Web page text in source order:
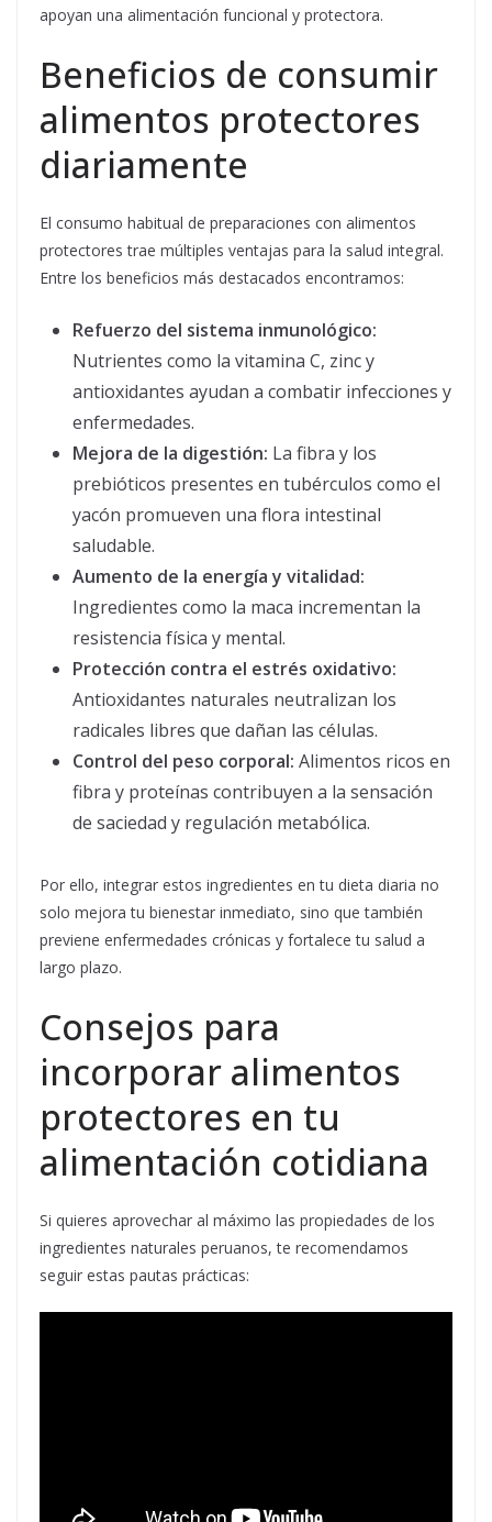
apoyan una alimentación funcional y protectora.
Beneficios de consumir
alimentos protectores
diariamente
El consumo habitual de preparaciones con alimentos
protectores trae múltiples ventajas para la salud integral.
Entre los beneficios más destacados encontramos:
Refuerzo del sistema inmunológico:
Nutrientes como la vitamina C, zinc y
antioxidantes ayudan a combatir infecciones y
enfermedades.
Mejora de la digestión: La fibra y los
prebióticos presentes en tubérculos como el
yacón promueven una flora intestinal
saludable.
Aumento de la energía y vitalidad:
Ingredientes como la maca incrementan la
resistencia física y mental.
Protección contra el estrés oxidativo:
Antioxidantes naturales neutralizan los
radicales libres que dañan las células.
Control del peso corporal: Alimentos ricos en
fibra y proteínas contribuyen a la sensación
de saciedad y regulación metabólica.
Por ello, integrar estos ingredientes en tu dieta diaria no
solo mejora tu bienestar inmediato, sino que también
previene enfermedades crónicas y fortalece tu salud a
largo plazo.
Consejos para
incorporar alimentos
protectores en tu
alimentación cotidiana
Si quieres aprovechar al máximo las propiedades de los
ingredientes naturales peruanos, te recomendamos
seguir estas pautas prácticas: